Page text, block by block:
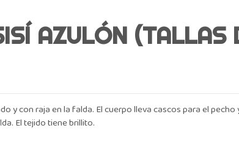
AZULÓN (TALLAS
y con raja en la falda. El cuerpo lleva cascos para el
El tejido tiene brillito.